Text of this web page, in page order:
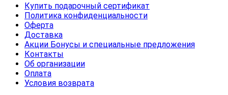
Купить подарочный сертификат
Политика конфиденциальности
Оферта
Доставка
Акции Бонусы и специальные предложения
Контакты
Об организации
Оплата
Условия возврата